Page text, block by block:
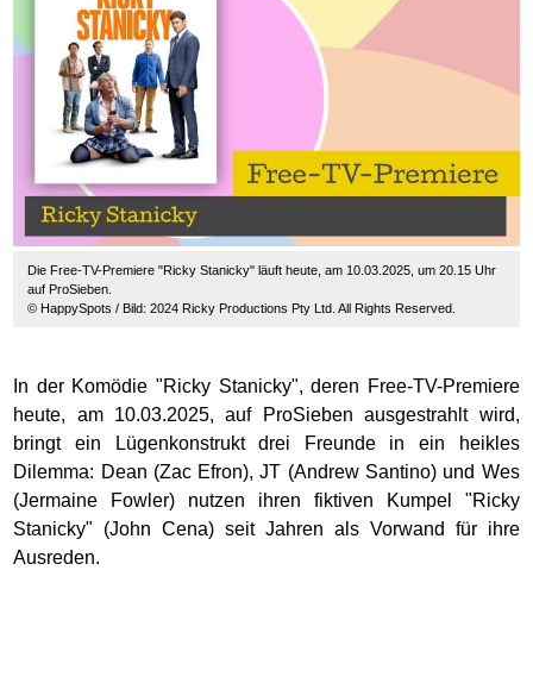
Die Free-TV-Premiere "Ricky Stanicky" läuft heute, am 10.03.2025, um 20.15 Uhr
auf ProSieben.
© HappySpots / Bild: 2024 Ricky Productions Pty Ltd. All Rights Reserved.
In der Komödie "Ricky Stanicky", deren Free-TV-Premiere
heute, am 10.03.2025, auf ProSieben ausgestrahlt wird,
bringt ein Lügenkonstrukt drei Freunde in ein heikles
Dilemma: Dean (Zac Efron), JT (Andrew Santino) und Wes
(Jermaine Fowler) nutzen ihren fiktiven Kumpel "Ricky
Stanicky" (John Cena) seit Jahren als Vorwand für ihre
Ausreden.